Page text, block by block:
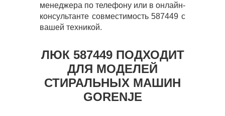
менеджера по телефону или в онлайн-
консультанте совместимость 587449 с
вашей техникой.
ЛЮК 587449 ПОДХОДИТ
ДЛЯ МОДЕЛЕЙ
СТИРАЛЬНЫХ МАШИН
GORENJE